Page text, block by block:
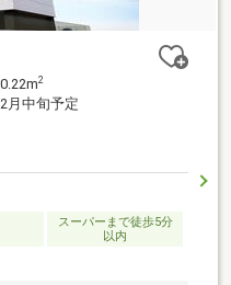
2
月中旬予定
スーパーまで徒歩5分
以内